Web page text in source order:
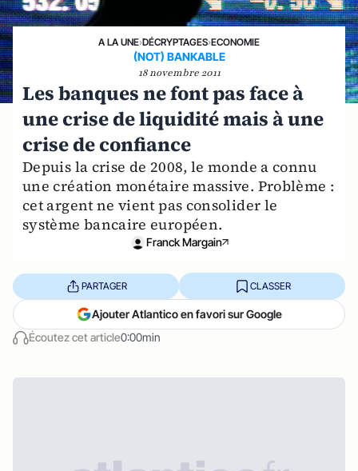
A LA UNE›DÉCRYPTAGES›ECONOMIE
(NOT) BANKABLE
18 novembre 2011
Les banques ne font pas face à
une crise de liquidité mais à une
crise de confiance
Depuis la crise de 2008, le monde a connu
une création monétaire massive. Problème :
cet argent ne vient pas consolider le
système bancaire européen.
Franck Margain
Écoutez cet article0:00min
PARTAGER CLASSER
Ajouter Atlantico en favori sur Google